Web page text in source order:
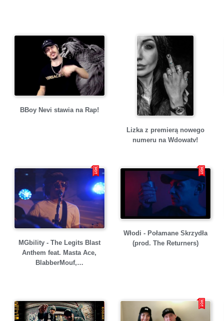
BBoy Nevi stawia na Rap!
Lizka z premierą nowego
numeru na Wdowatv!
MGbility - The Legits Blast
Anthem feat. Masta Ace,
BlabberMouf,…
Włodi - Połamane Skrzydła
(prod. The Returners)